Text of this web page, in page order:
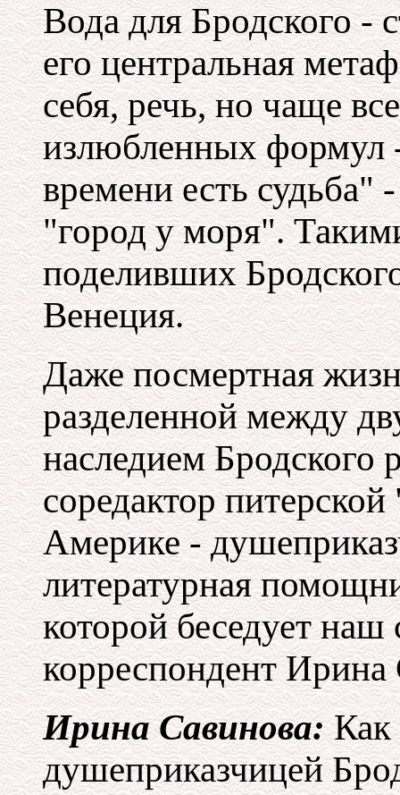
Вода для Бродского -
его центральная
себя, речь, но чаще
излюбленных формул
времени есть
"город у моря".
поделивших
Венеция.
Даже посмертная
разделенной между
наследием Бродского
соредактор
Америке -
литературная
которой беседует
корреспондент Ирина
Ирина Савинова:Как
душеприказчицей